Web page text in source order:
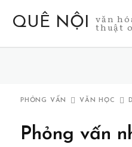
QUÊ NỘI văn
thuật
PHỎNG VẤN VĂN HỌC
Phỏng vấn